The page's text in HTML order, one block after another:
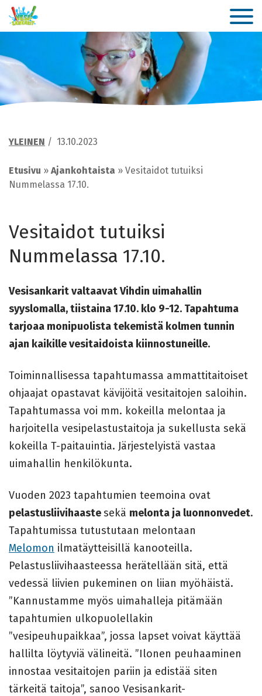
YLEINEN / 13.10.2023
Etusivu » Ajankohtaista » Vesitaidot tutuiksi
Nummelassa 17.10.
Vesitaidot tutuiksi
Nummelassa 17.10.
Vesisankarit valtaavat Vihdin uimahallin
syyslomalla, tiistaina 17.10. klo 9-12. Tapahtuma
tarjoaa monipuolista tekemistä kolmen tunnin
ajan kaikille vesitaidoista kiinnostuneille.
Toiminnallisessa tapahtumassa ammattitaitoiset
ohjaajat opastavat kävijöitä vesitaitojen saloihin.
Tapahtumassa voi mm. kokeilla melontaa ja
harjoitella vesipelastustaitoja ja sukellusta sekä
kokeilla T-paitauintia. Järjestelyistä vastaa
uimahallin henkilökunta.
Vuoden 2023 tapahtumien teemoina ovat
pelastusliivihaastesekä melonta ja luonnonvedet.
Tapahtumissa tutustutaan melontaan
Melomon ilmatäytteisillä kanooteilla.
Pelastusliivihaasteessa herätellään sitä, että
vedessä liivien pukeminen on liian myöhäistä.
”Kannustamme myös uimahalleja pitämään
tapahtumien ulkopuolellakin
”vesipeuhupaikkaa”, jossa lapset voivat käyttää
hallilta löytyviä välineitä. ”Ilonen peuhaaminen
innostaa vesitaitojen pariin ja edistää siten
tärkeitä taitoja”, sanoo Vesisankarit-